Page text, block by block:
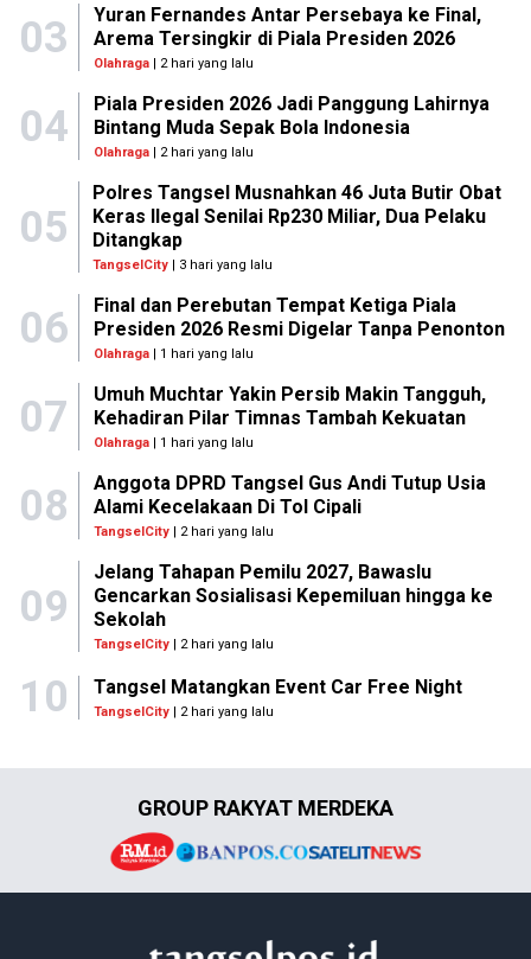
03
Yuran Fernandes Antar Persebaya ke Final,
Arema Tersingkir di Piala Presiden 2026
Olahraga| 2 hari yang lalu
04
Piala Presiden 2026 Jadi Panggung Lahirnya
Bintang Muda Sepak Bola Indonesia
Olahraga| 2 hari yang lalu
05
Polres Tangsel Musnahkan 46 Juta Butir Obat
Keras Ilegal Senilai Rp230 Miliar, Dua Pelaku
Ditangkap
TangselCity | 3 hari yang lalu
06
Final dan Perebutan Tempat Ketiga Piala
Presiden 2026 Resmi Digelar Tanpa Penonton
Olahraga| 1 hari yang lalu
07
Umuh Muchtar Yakin Persib Makin Tangguh,
Kehadiran Pilar Timnas Tambah Kekuatan
Olahraga| 1 hari yang lalu
08
Anggota DPRD Tangsel Gus Andi Tutup Usia
Alami Kecelakaan Di Tol Cipali
TangselCity| 2 hari yang lalu
09
Jelang Tahapan Pemilu 2027, Bawaslu
Gencarkan Sosialisasi Kepemiluan hingga ke
Sekolah
TangselCity| 2 hari yang lalu
10 Tangsel Matangkan Event Car Free Night
TangselCity | 2 hari yang lalu
GROUP RAKYAT MERDEKA